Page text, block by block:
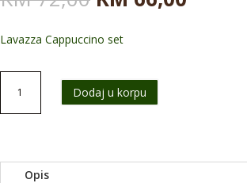
cena
je
bila:
Lavazza Cappuccino set
Cappuccino
set
količina
Dodaj u korpu
Opis